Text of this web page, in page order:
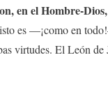
en el Hombre-
es —¡como en
virtudes. El León de